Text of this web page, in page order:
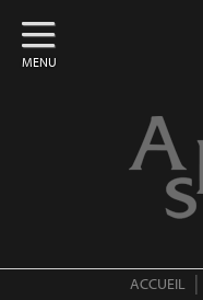
MENU
ACCUEIL